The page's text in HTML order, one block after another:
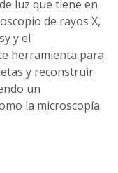
luz que tiene en
de rayos X,
y el
herramienta para
y reconstruir
un
la microscopía